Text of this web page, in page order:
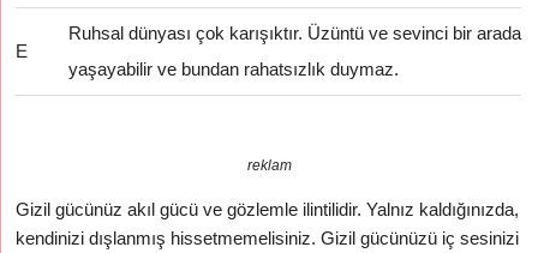
E
Ruhsal dünyası çok karışıktır. Üzüntü ve sevinci bir arada
yaşayabilir ve bundan rahatsızlık duymaz.
reklam
Gizil gücünüz akıl gücü ve gözlemle ilintilidir. Yalnız kaldığınızda,
kendinizi dışlanmış hissetmemelisiniz. Gizil gücünüzü iç sesinizi